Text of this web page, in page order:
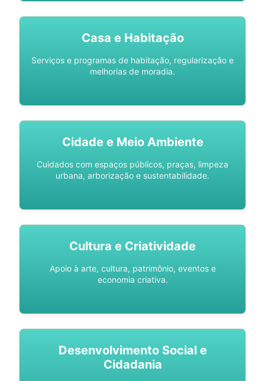
Casa e Habitação
Serviços e programas de habitação, regularização e
melhorias de moradia.
Cidade e Meio Ambiente
Cuidados com espaços públicos, praças, limpeza
urbana, arborização e sustentabilidade.
Cultura e Criatividade
Apoio à arte, cultura, patrimônio, eventos e
economia criativa.
Desenvolvimento Social e
Cidadania